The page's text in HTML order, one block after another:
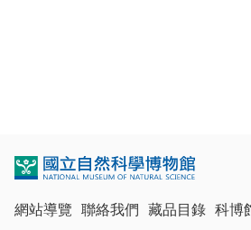
網站導覽 聯絡我們 藏品目錄 科博